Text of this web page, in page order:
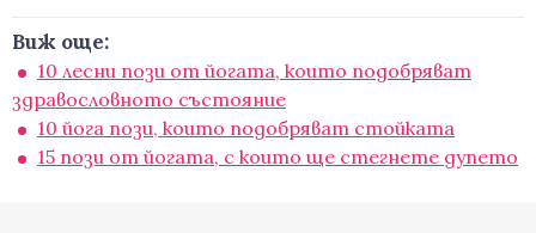
Виж още:
10 лесни пози от йогата, които подобряват
здравословното състояние
10 йога пози, които подобряват стойката
15 пози от йогата, с които ще стегнете дупето